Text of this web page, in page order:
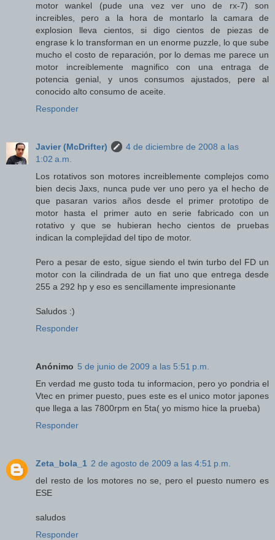
motor wankel (pude una vez ver uno de rx-7) son
increibles, pero a la hora de montarlo la camara de
explosion lleva cientos, si digo cientos de piezas de
engrase k lo transforman en un enorme puzzle, lo que sube
mucho el costo de reparación, por lo demas me parece un
motor increiblemente magnifico con una entraga de
potencia genial, y unos consumos ajustados, pere al
conocido alto consumo de aceite.
Responder
Javier (McDrifter)
4 de diciembre de 2008 a las
1:02 a.m.
Los rotativos son motores increiblemente complejos como
bien decis Jaxs, nunca pude ver uno pero ya el hecho de
que pasaran varios años desde el primer prototipo de
motor hasta el primer auto en serie fabricado con un
rotativo y que se hubieran hecho cientos de pruebas
indican la complejidad del tipo de motor.
Pero a pesar de esto, sigue siendo el twin turbo del FD un
motor con la cilindrada de un fiat uno que entrega desde
255 a 292 hp y eso es sencillamente impresionante
Saludos :)
Responder
Anónimo 5 de junio de 2009 a las 5:51 p.m.
En verdad me gusto toda tu informacion, pero yo pondria el
Vtec en primer puesto, pues este es el unico motor japones
que llega a las 7800rpm en 5ta( yo mismo hice la prueba)
Responder
Zeta_bola_1 2 de agosto de 2009 a las 4:51 p.m.
del resto de los motores no se, pero el puesto numero es
ESE
saludos
Responder